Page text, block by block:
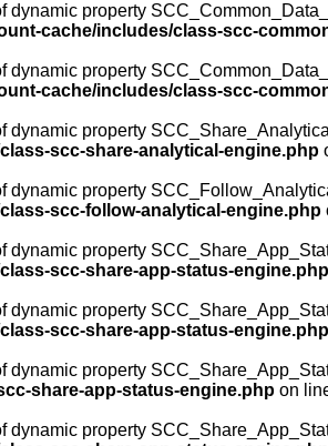
dynamic property
cache/includes/class-scc-
dynamic property
cache/includes/class-scc-
dynamic property
scc-share-analytical-engine.php
dynamic property
scc-follow-analytical-engine.php
dynamic property
scc-share-app-status-engine.php
dynamic property
scc-share-app-status-engine.php
dynamic property
share-app-status-engine.php on
dynamic property